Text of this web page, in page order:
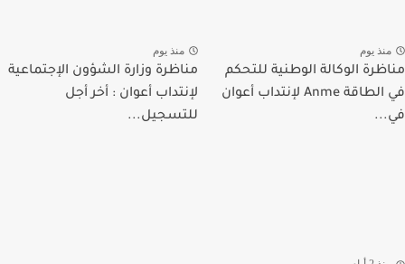
يوم
الوكالة الوطنية للتحكم
في الطاقة Anme لإنتداب أعوان
منذ يوم
مناظرة وزارة الشؤون الإجتماعية
لإنتداب أعوان : أخر أجل
للتسجيل...